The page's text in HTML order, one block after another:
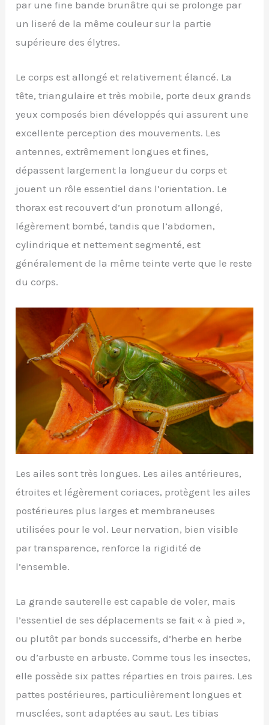
par une fine bande brunâtre qui se prolonge par
un liseré de la même couleur sur la partie
supérieure des élytres.
Le corps est allongé et relativement élancé. La
tête, triangulaire et très mobile, porte deux grands
yeux composés bien développés qui assurent une
excellente perception des mouvements. Les
antennes, extrêmement longues et fines,
dépassent largement la longueur du corps et
jouent un rôle essentiel dans l’orientation. Le
thorax est recouvert d’un pronotum allongé,
légèrement bombé, tandis que l’abdomen,
cylindrique et nettement segmenté, est
généralement de la même teinte verte que le reste
du corps.
Les ailes sont très longues. Les ailes antérieures,
étroites et légèrement coriaces, protègent les ailes
postérieures plus larges et membraneuses
utilisées pour le vol. Leur nervation, bien visible
par transparence, renforce la rigidité de
l’ensemble.
La grande sauterelle est capable de voler, mais
l’essentiel de ses déplacements se fait « à pied »,
ou plutôt par bonds successifs, d’herbe en herbe
ou d’arbuste en arbuste. Comme tous les insectes,
elle possède six pattes réparties en trois paires. Les
pattes postérieures, particulièrement longues et
musclées, sont adaptées au saut. Les tibias